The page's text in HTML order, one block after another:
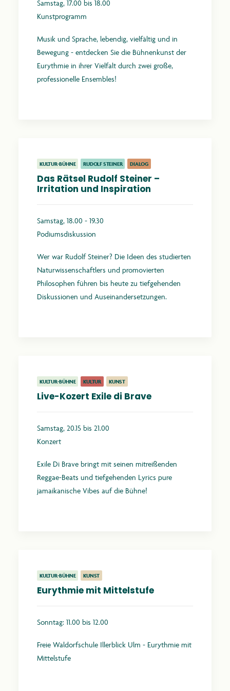
Samstag, 17.00 bis 18.00
Kunstprogramm
Musik und Sprache, lebendig, vielfältig und in
Bewegung - entdecken Sie die Bühnenkunst der
Eurythmie in ihrer Vielfalt durch zwei große,
professionelle Ensembles!
KULTUR-BÜHNE RUDOLF STEINER DIALOG
Das Rätsel Rudolf Steiner –
Irritation und Inspiration
Samstag, 18.00 - 19.30
Podiumsdiskussion
Wer war Rudolf Steiner? Die Ideen des studierten
Naturwissenschaftlers und promovierten
Philosophen führen bis heute zu tiefgehenden
Diskussionen und Auseinandersetzungen.
KULTUR-BÜHNE KULTUR KUNST
Live-Kozert Exile di Brave
Samstag, 20.15 bis 21.00
Konzert
Exile Di Brave bringt mit seinen mitreißenden
Reggae-Beats und tiefgehenden Lyrics pure
jamaikanische Vibes auf die Bühne!
KULTUR-BÜHNE KUNST
Eurythmie mit Mittelstufe
Sonntag: 11.00 bis 12.00
Freie Waldorfschule Illerblick Ulm - Eurythmie mit
Mittelstufe